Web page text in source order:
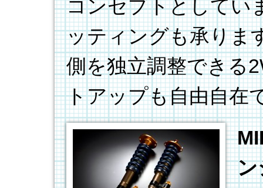
コンセプトとしてい
ッティングも承りま
側を独立調整できる
トアップも自由自在
ン